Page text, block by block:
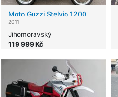
Moto Guzzi Stelvio 1200
2011
Jihomoravský
119 999 Kč